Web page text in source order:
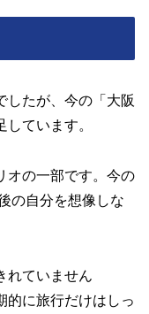
したが、今の「大阪
ています。
オの一部です。今の
の自分を想像しな
れていません
的に旅行だけはしっ